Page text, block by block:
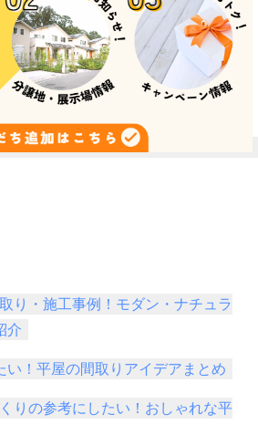
り・施工事例！モダン・ナチュラ
介
い！平屋の間取りアイデアまとめ
りの参考にしたい！おしゃれな平